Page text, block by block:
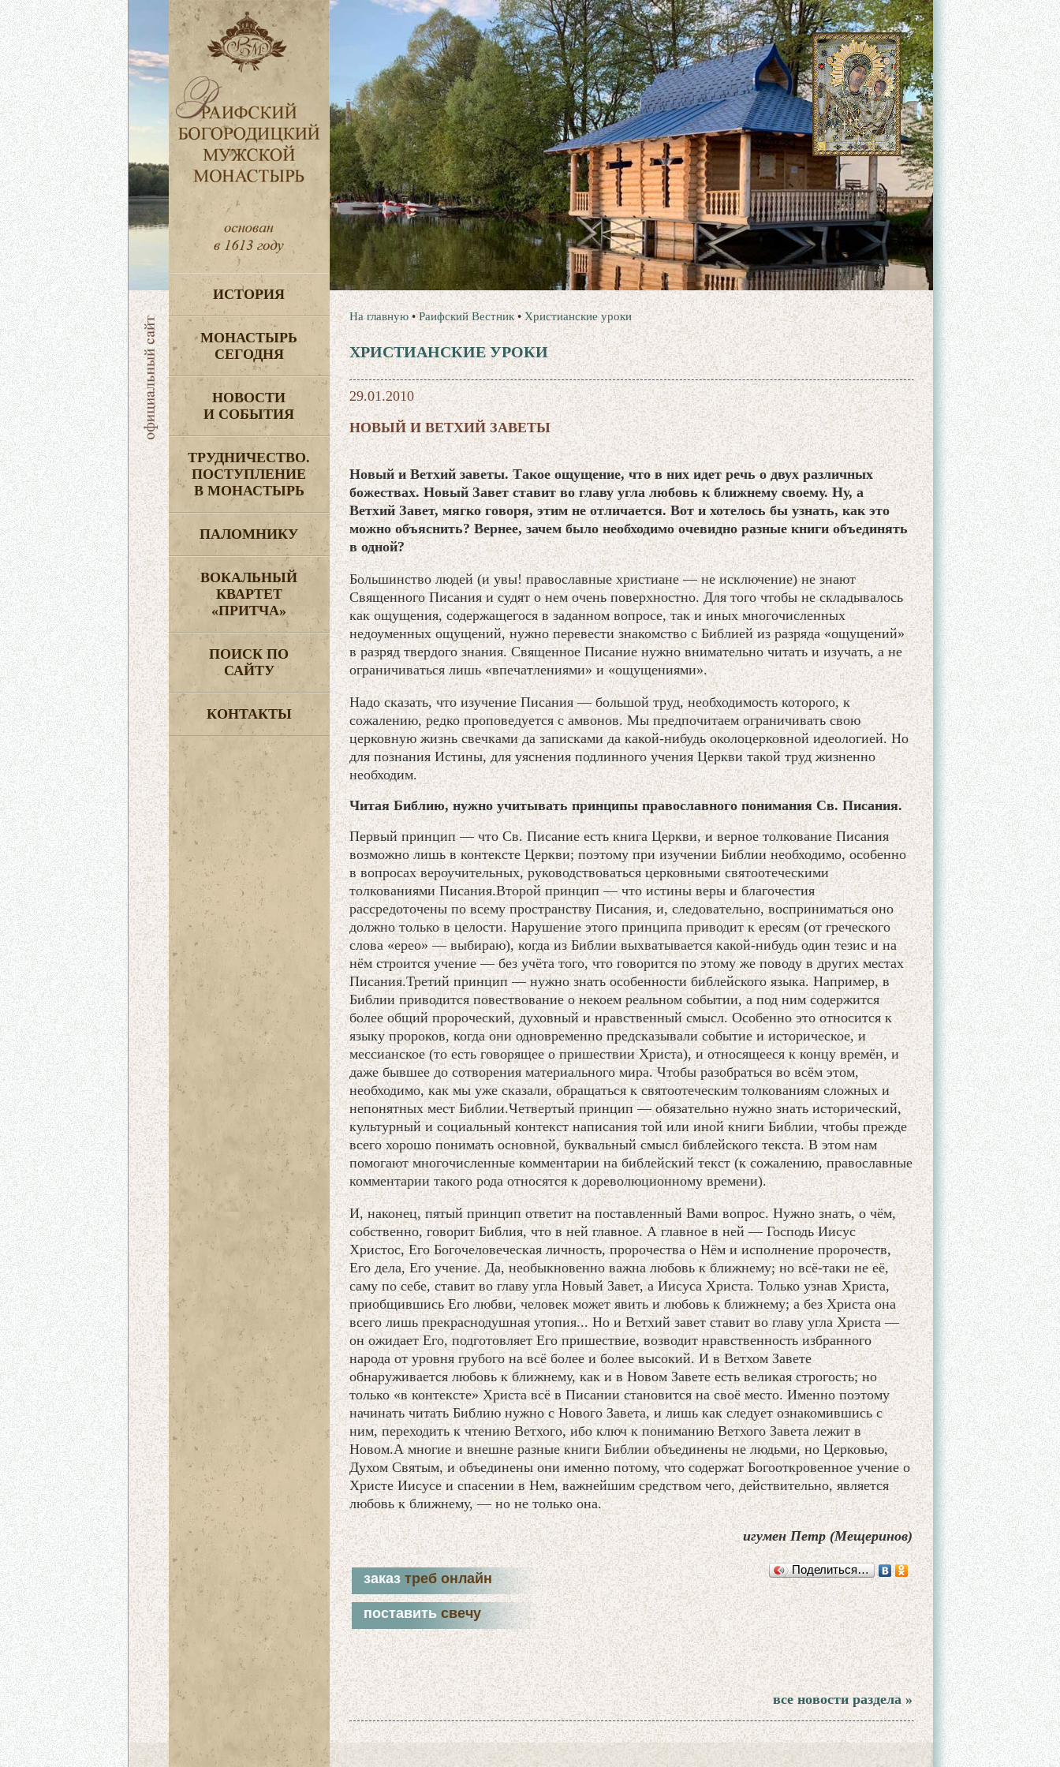
ИСТОРИЯ
МОНАСТЫРЬ
СЕГОДНЯ
НОВОСТИ
И СОБЫТИЯ
ТРУДНИЧЕСТВО.
ПОСТУПЛЕНИЕ
В МОНАСТЫРЬ
ПАЛОМНИКУ
ВОКАЛЬНЫЙ
КВАРТЕТ
«ПРИТЧА»
ПОИСК ПО
САЙТУ
КОНТАКТЫ
На главную •Раифский Вестник •Христианские уроки
ХРИСТИАНСКИЕ УРОКИ
29.01.2010
НОВЫЙ И ВЕТХИЙ ЗАВЕТЫ
Новый и Ветхий заветы. Такое ощущение, что в них идет речь о двух различных
божествах. Новый Завет ставит во главу угла любовь к ближнему своему. Ну, а
Ветхий Завет, мягко говоря, этим не отличается. Вот и хотелось бы узнать, как это
можно объяснить? Вернее, зачем было необходимо очевидно разные книги объединять
в одной?
Большинство людей (и увы! православные христиане — не исключение) не знают
Священного Писания и судят о нем очень поверхностно. Для того чтобы не складывалось
как ощущения, содержащегося в заданном вопросе, так и иных многочисленных
недоуменных ощущений, нужно перевести знакомство с Библией из разряда «ощущений»
в разряд твердого знания. Священное Писание нужно внимательно читать и изучать, а не
ограничиваться лишь «впечатлениями» и «ощущениями».
Надо сказать, что изучение Писания — большой труд, необходимость которого, к
сожалению, редко проповедуется с амвонов. Мы предпочитаем ограничивать свою
церковную жизнь свечками да записками да какой-нибудь околоцерковной идеологией. Но
для познания Истины, для уяснения подлинного учения Церкви такой труд жизненно
необходим.
Читая Библию, нужно учитывать принципы православного понимания Св. Писания.
Первый принцип — что Св. Писание есть книга Церкви, и верное толкование Писания
возможно лишь в контексте Церкви; поэтому при изучении Библии необходимо, особенно
в вопросах вероучительных, руководствоваться церковными святоотеческими
толкованиями Писания.Второй принцип — что истины веры и благочестия
рассредоточены по всему пространству Писания, и, следовательно, восприниматься оно
должно только в целости. Нарушение этого принципа приводит к ересям (от греческого
слова «ерео» — выбираю), когда из Библии выхватывается какой-нибудь один тезис и на
нём строится учение — без учёта того, что говорится по этому же поводу в других местах
Писания.Третий принцип — нужно знать особенности библейского языка. Например, в
Библии приводится повествование о некоем реальном событии, а под ним содержится
более общий пророческий, духовный и нравственный смысл. Особенно это относится к
языку пророков, когда они одновременно предсказывали событие и историческое, и
мессианское (то есть говорящее о пришествии Христа), и относящееся к концу времён, и
даже бывшее до сотворения материального мира. Чтобы разобраться во всём этом,
необходимо, как мы уже сказали, обращаться к святоотеческим толкованиям сложных и
непонятных мест Библии.Четвертый принцип — обязательно нужно знать исторический,
культурный и социальный контекст написания той или иной книги Библии, чтобы прежде
всего хорошо понимать основной, буквальный смысл библейского текста. В этом нам
помогают многочисленные комментарии на библейский текст (к сожалению, православные
комментарии такого рода относятся к дореволюционному времени).
И, наконец, пятый принцип ответит на поставленный Вами вопрос. Нужно знать, о чём,
собственно, говорит Библия, что в ней главное. А главное в ней — Господь Иисус
Христос, Его Богочеловеческая личность, пророчества о Нём и исполнение пророчеств,
Его дела, Его учение. Да, необыкновенно важна любовь к ближнему; но всё-таки не её,
саму по себе, ставит во главу угла Новый Завет, а Иисуса Христа. Только узнав Христа,
приобщившись Его любви, человек может явить и любовь к ближнему; а без Христа она
всего лишь прекраснодушная утопия... Но и Ветхий завет ставит во главу угла Христа —
он ожидает Его, подготовляет Его пришествие, возводит нравственность избранного
народа от уровня грубого на всё более и более высокий. И в Ветхом Завете
обнаруживается любовь к ближнему, как и в Новом Завете есть великая строгость; но
только «в контексте» Христа всё в Писании становится на своё место. Именно поэтому
начинать читать Библию нужно с Нового Завета, и лишь как следует ознакомившись с
ним, переходить к чтению Ветхого, ибо ключ к пониманию Ветхого Завета лежит в
Новом.А многие и внешне разные книги Библии объединены не людьми, но Церковью,
Духом Святым, и объединены они именно потому, что содержат Богооткровенное учение о
Христе Иисусе и спасении в Нем, важнейшим средством чего, действительно, является
любовь к ближнему, — но не только она.
игумен Петр (Мещеринов)
заказ треб онлайн
поставить свечу
Поделиться…
все новости раздела »